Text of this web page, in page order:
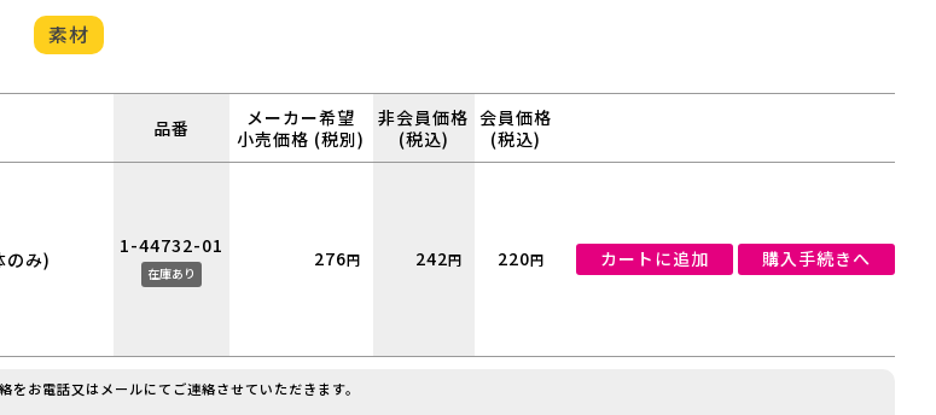
素材
品番
メーカー希望
小売価格 (税別)
非会員価格
(税込)
会員価格
(税込)
のみ)
1-44732-01
在庫あり
276円 242円 220円 カートに追加 購入手続きへ
お電話又はメールにてご連絡させていただきます。